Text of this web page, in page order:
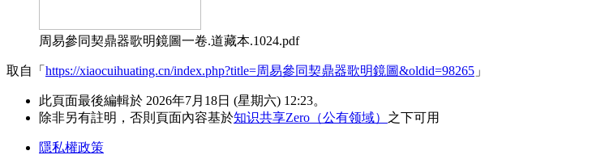
周易參同契鼎器歌明鏡圖一卷.道藏本.1024.pdf
取自「 https://xiaocuihuating.cn/index.php?title=周易參同契鼎器歌明鏡圖&oldid=98265 」
此頁面最後編輯於 2026年7月18日 (星期六) 12:23。
除非另有註明，否則頁面內容基於知识共享Zero（公有领域） 之下可用
隱私權政策